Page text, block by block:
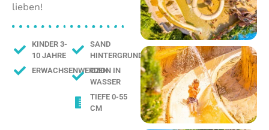
lieben!
KINDER 3-
10 JAHRE
ERWACHSENWERDEN
SAND
HINTERGRUND
OZON IN
WASSER
TIEFE 0-55
CM